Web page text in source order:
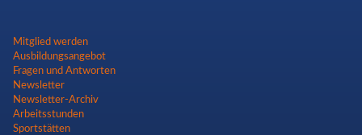
Navigation
überspringen
Mitglied werden
Ausbildungsangebot
Fragen und Antworten
Newsletter
Newsletter-Archiv
Arbeitsstunden
Sportstätten